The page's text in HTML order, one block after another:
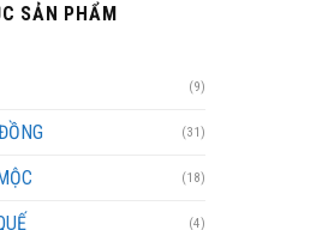
SẢN PHẨM
(9)
(31)
(18)
(4)